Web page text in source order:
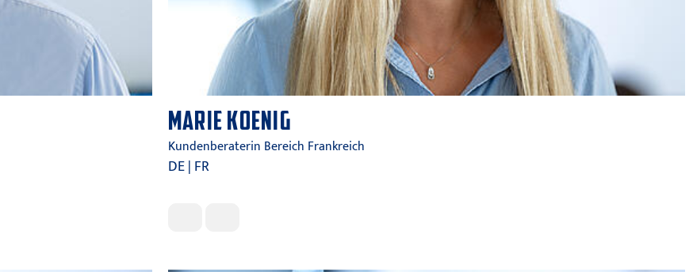
MARIE KOENIG
Kundenberaterin Bereich Frankreich
DE | FR